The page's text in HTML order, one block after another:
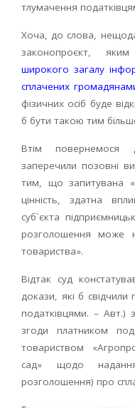
тлумачення
Хоча, до слова,
законопроєкт,
широкого загалу
сплачених
фізичних осіб буде
б бути такою тим
Втім повернемося
заперечили позовні
тим, що запитувана
цінність, здатна
суб`єкта
розголошення може
товариства».
Відтак суд
докази, які б
податківцями. – Авт.)
згоди платником
товариством
сад» щодо
розголошення) про